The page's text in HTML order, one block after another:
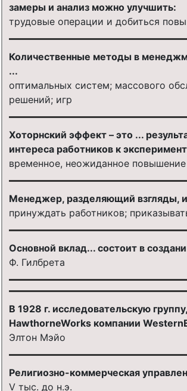
замеры и анализ можно улучшить:
трудовые операции и добиться
Количественные методы в
...
оптимальных систем; массового
решений; игр
Хоторнский эффект – это ...
интереса работников к
временное, неожиданное повышение
Менеджер, разделяющий взгляды,
принуждать работников;
Основной вклад... состоит в
Ф. Гилбрета
В 1928 г. исследовательскую
HawthorneWorks компании
Элтон Мэйо
Религиозно-коммерческая
V тыс. до н.э.